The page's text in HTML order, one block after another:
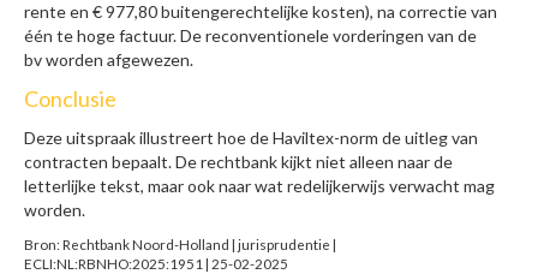
rente en € 977,80 buitengerechtelijke kosten), na correctie van
één te hoge factuur. De reconventionele vorderingen van de
bv worden afgewezen.
Conclusie
Deze uitspraak illustreert hoe de Haviltex-norm de uitleg van
contracten bepaalt. De rechtbank kijkt niet alleen naar de
letterlijke tekst, maar ook naar wat redelijkerwijs verwacht mag
worden.
Bron: Rechtbank Noord-Holland | jurisprudentie |
ECLI:NL:RBNHO:2025:1951 | 25-02-2025